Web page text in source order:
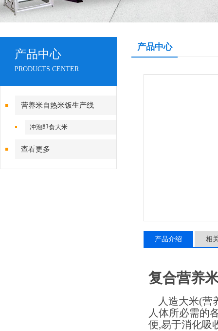
产品中心
PRODUCTS CENTER
营养米自热米饭生产线
冲泡即食大米
查看更多
产品中心
产品介绍 相
复合营养
人造大米(营
人体所必需的
便,易于消化吸